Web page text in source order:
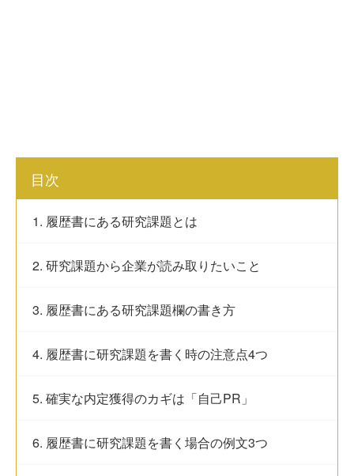
目次
1. 履歴書にある研究課題とは
2. 研究課題から企業が読み取りたいこと
3. 履歴書にある研究課題欄の書き方
4. 履歴書に研究課題を書く時の注意点4つ
5. 確実な内定獲得のカギは「自己PR」
6. 履歴書に研究課題を書く場合の例文3つ